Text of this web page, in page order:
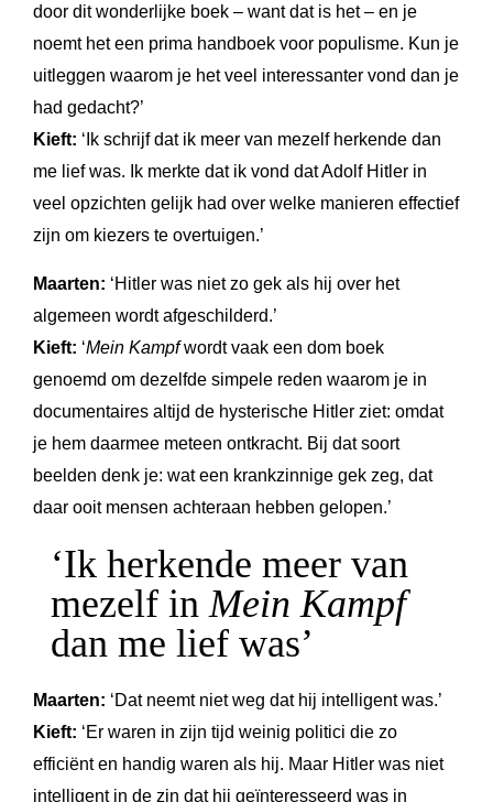
door dit wonderlijke boek – want dat is het – en je
noemt het een prima handboek voor populisme. Kun je
uitleggen waarom je het veel interessanter vond dan je
had gedacht?’
Kieft: ‘Ik schrijf dat ik meer van mezelf herkende dan
me lief was. Ik merkte dat ik vond dat Adolf Hitler in
veel opzichten gelijk had over welke manieren effectief
zijn om kiezers te overtuigen.’
Maarten: ‘Hitler was niet zo gek als hij over het
algemeen wordt afgeschilderd.’
Kieft: ‘Mein Kampfwordt vaak een dom boek
genoemd om dezelfde simpele reden waarom je in
documentaires altijd de hysterische Hitler ziet: omdat
je hem daarmee meteen ontkracht. Bij dat soort
beelden denk je: wat een krankzinnige gek zeg, dat
daar ooit mensen achteraan hebben gelopen.’
‘Ik herkende meer van
mezelf in Mein Kampf
dan me lief was’
Maarten: ‘Dat neemt niet weg dat hij intelligent was.’
Kieft: ‘Er waren in zijn tijd weinig politici die zo
efficiënt en handig waren als hij. Maar Hitler was niet
intelligent in de zin dat hij geïnteresseerd was in